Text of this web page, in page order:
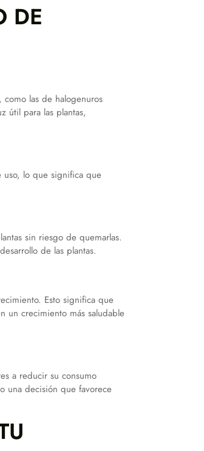
DE
las de halogenuros
útil para las plantas,
uso, lo que significa que
sin riesgo de quemarlas.
de las plantas.
Esto significa que
un crecimiento más saludable
a reducir su consumo
una decisión que favorece